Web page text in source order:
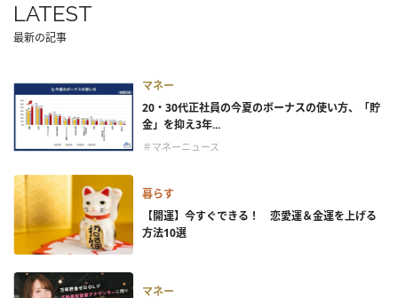
LATEST
最新の記事
マネー
20・30代正社員の今夏のボーナスの使い方、「貯
金」を抑え3年...
＃マネーニュース
暮らす
【開運】今すぐできる！ 恋愛運＆金運を上げる
方法10選
マネー